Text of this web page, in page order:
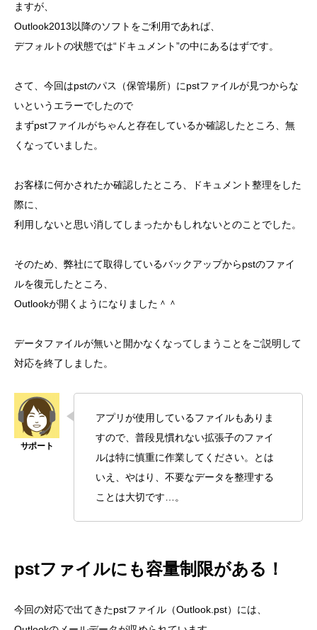
ますが、
Outlook2013以降のソフトをご利用であれば、
デフォルトの状態では“ドキュメント”の中にあるはずです。
さて、今回はpstのパス（保管場所）にpstファイルが見つからな
いというエラーでしたので
まずpstファイルがちゃんと存在しているか確認したところ、無
くなっていました。
お客様に何かされたか確認したところ、ドキュメント整理をした
際に、
利用しないと思い消してしまったかもしれないとのことでした。
そのため、弊社にて取得しているバックアップからpstのファイ
ルを復元したところ、
Outlookが開くようになりました＾＾
データファイルが無いと開かなくなってしまうことをご説明して
対応を終了しました。
アプリが使用しているファイルもありま
すので、普段見慣れない拡張子のファイ
ルは特に慎重に作業してください。とは
いえ、やはり、不要なデータを整理する
ことは大切です…。
pstファイルにも容量制限がある！
今回の対応で出てきたpstファイル（Outlook.pst）には、